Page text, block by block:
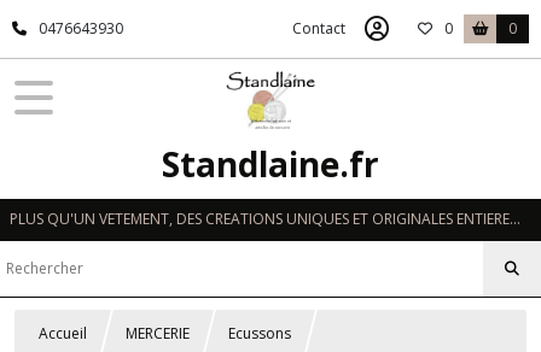
0476643930 Contact 0 0
Standlaine.fr
PLUS QU'UN VETEMENT, DES CREATIONS UNIQUES ET ORIGINALES ENTIEREMENT REALISEES A LA MAIN EN FRANCE
Accueil MERCERIE Ecussons